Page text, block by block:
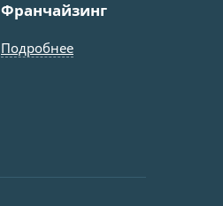
Франчайзинг
Подробнее